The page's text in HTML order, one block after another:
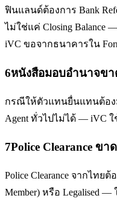
ฟินแลนด์ต้องการ Bank
ไม่ใช่แค่ Closing Balance
iVC ขอจากธนาคารใน
6หนังสือมอบอำนาจขา
กรณีให้ตัวแทนยื่นแทนต้องมี
Agent ทั่วไปไม่ได้ — iVC
7Police Clearance ขา
Police Clearance จากไทย
Member) หรือ Legalised —